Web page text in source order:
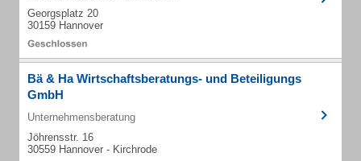
Georgsplatz 20
30159 Hannover
Bä & Ha Wirtschaftsberatungs- und Beteiligungs
GmbH
Unternehmensberatung
Jöhrensstr. 16
30559 Hannover - Kirchrode